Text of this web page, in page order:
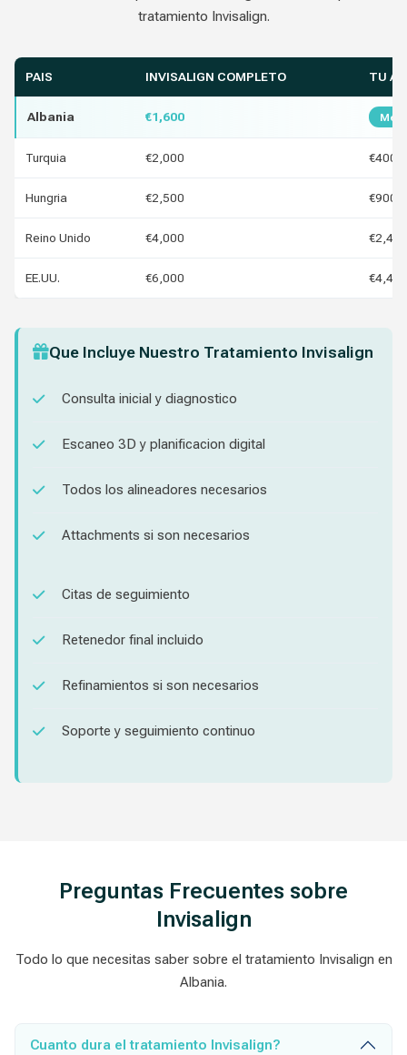
tratamiento Invisalign.
PAIS INVISALIGN COMPLETO TU
Albania €1,600
Turquia €2,000 €400
Hungria €2,500 €900
Reino Unido €4,000 €2,400
EE.UU. €6,000 €4,400
Que Incluye Nuestro Tratamiento Invisalign
Consulta inicial y diagnostico
Escaneo 3D y planificacion digital
Todos los alineadores necesarios
Attachments si son necesarios
Citas de seguimiento
Retenedor final incluido
Refinamientos si son necesarios
Soporte y seguimiento continuo
Preguntas Frecuentes sobre
Invisalign
Todo lo que necesitas saber sobre el tratamiento Invisalign en
Albania.
Cuanto dura el tratamiento Invisalign?